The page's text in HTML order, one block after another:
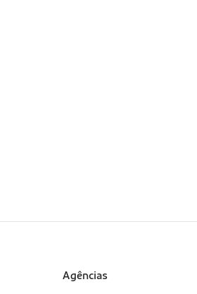
Suporte
Agências